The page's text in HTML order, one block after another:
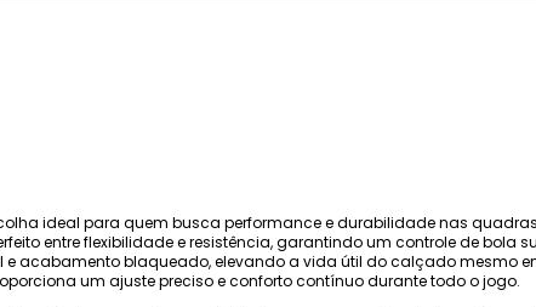
ideal para quem busca performance e durabilidade nas
entre flexibilidade e resistência, garantindo um controle de bola
acabamento blaqueado, elevando a vida útil do calçado mesmo
um ajuste preciso e conforto contínuo durante todo o jogo.